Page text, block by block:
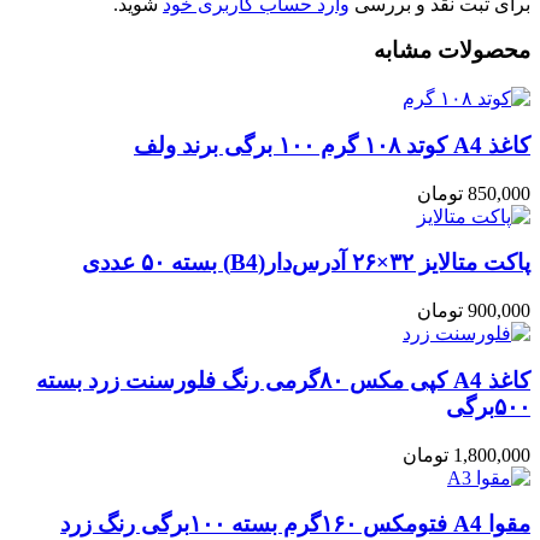
محصولات مشابه
کاغذ A4 کوتد ۱۰۸ گرم ۱۰۰ برگی برند ولف
850,000 تومان
پاکت متالایز ۳۲×۲۶ آدرس‌دار(B4) بسته ۵۰ عددی
900,000 تومان
کاغذ A4 کپی مکس ۸۰گرمی رنگ فلورسنت زرد بسته
۵۰۰برگی
1,800,000 تومان
مقوا A4 فتومکس ۱۶۰گرم بسته ۱۰۰برگی رنگ زرد